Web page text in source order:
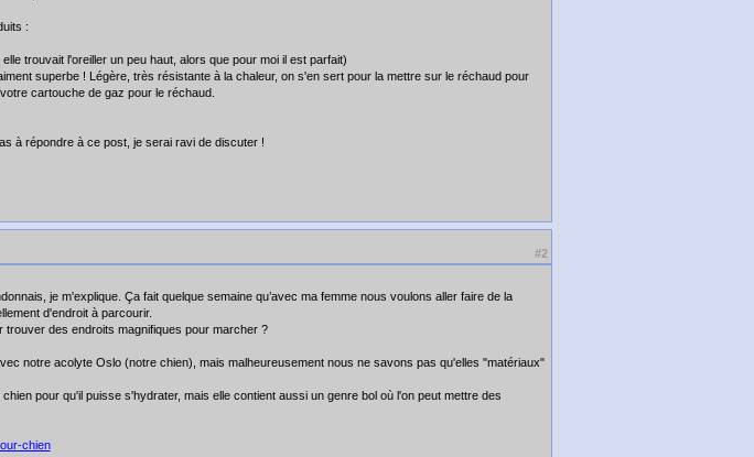
:
trouvait l'oreiller un peu haut, alors que pour moi il est parfait)
superbe ! Légère, très résistante à la chaleur, on s'en sert pour la mettre sur le réchaud pour
cartouche de gaz pour le réchaud.
à répondre à ce post, je serai ravi de discuter !
#2
je m'explique. Ça fait quelque semaine qu’avec ma femme nous voulons aller faire de la
d'endroit à parcourir.
des endroits magnifiques pour marcher ?
notre acolyte Oslo (notre chien), mais malheureusement nous ne savons pas qu'elles "matériaux"
pour qu'il puisse s'hydrater, mais elle contient aussi un genre bol où l'on peut mettre des
chien